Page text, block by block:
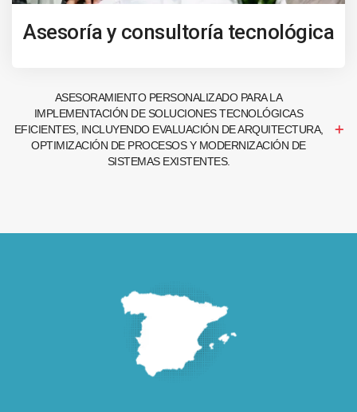
Asesoría y consultoría tecnológica
ASESORAMIENTO PERSONALIZADO PARA LA
IMPLEMENTACIÓN DE SOLUCIONES TECNOLÓGICAS
EFICIENTES, INCLUYENDO EVALUACIÓN DE ARQUITECTURA,
OPTIMIZACIÓN DE PROCESOS Y MODERNIZACIÓN DE
SISTEMAS EXISTENTES.